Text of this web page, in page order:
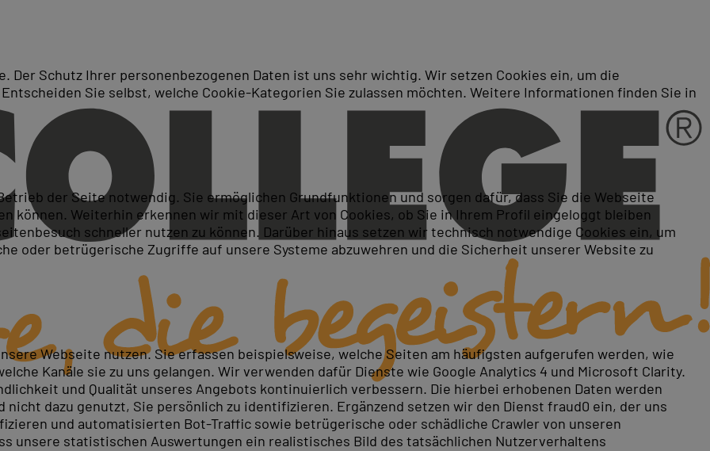
in Saarbrücken
sind für kaufmännische Berufe eine praxisnahe und nachweisbare Qualifikation.
am Rechner und Teilnahmezertifikat.
Der Schutz Ihrer personenbezogenen Daten ist uns sehr wichtig. Wir setzen Cookies ein, um die
Sie selbst, welche Cookie-Kategorien Sie zulassen möchten. Weitere Informationen finden Sie in
der Seite notwendig. Sie ermöglichen Grundfunktionen und sorgen dafür, dass Sie die Webseite
können. Weiterhin erkennen wir mit dieser Art von Cookies, ob Sie in Ihrem Profil eingeloggt bleiben
schneller nutzen zu können. Darüber hinaus setzen wir technisch notwendige Cookies ein, um
oder betrügerische Zugriffe auf unsere Systeme abzuwehren und die Sicherheit unserer Website zu
Webseite nutzen. Sie erfassen beispielsweise, welche Seiten am häufigsten aufgerufen werden, wie
Kanäle sie zu uns gelangen. Wir verwenden dafür Dienste wie Google Analytics 4 und Microsoft Clarity.
und Qualität unseres Angebots kontinuierlich verbessern. Die hierbei erhobenen Daten werden
dazu genutzt, Sie persönlich zu identifizieren. Ergänzend setzen wir den Dienst fraud0 ein, der uns
und automatisierten Bot-Traffic sowie betrügerische oder schädliche Crawler von unseren
unsere statistischen Auswertungen ein realistisches Bild des tatsächlichen Nutzerverhaltens